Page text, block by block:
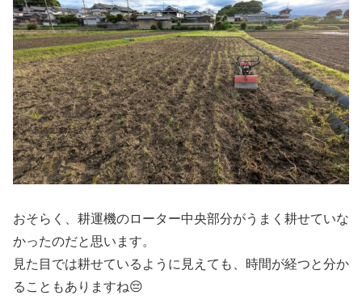
おそらく、耕運機のローター中央部分がうまく耕せていな
かったのだと思います。
見た目では耕せているように見えても、時間が経つと分か
ることもありますね😔